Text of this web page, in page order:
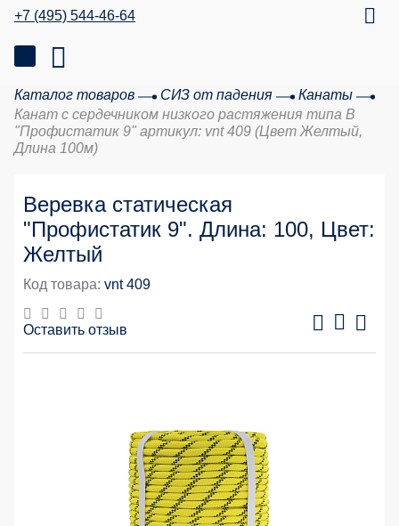
+7 (495) 544-46-64
Каталог товаров СИЗ от падения
Канаты
Канат с сердечником низкого растяжения типа В
"Профистатик 9" артикул: vnt 409 (Цвет Желтый,
Длина 100м)
Веревка статическая
"Профистатик 9". Длина: 100, Цвет:
Желтый
Код товара: vnt 409
Оставить отзыв